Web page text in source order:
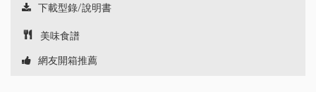
下載型錄/說明書
美味食譜
網友開箱推薦